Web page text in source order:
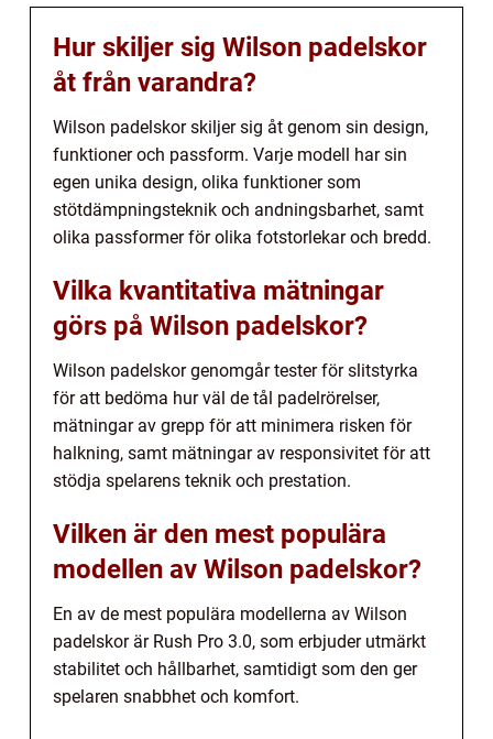
Hur skiljer sig Wilson padelskor
åt från varandra?
Wilson padelskor skiljer sig åt genom sin design,
funktioner och passform. Varje modell har sin
egen unika design, olika funktioner som
stötdämpningsteknik och andningsbarhet, samt
olika passformer för olika fotstorlekar och bredd.
Vilka kvantitativa mätningar
görs på Wilson padelskor?
Wilson padelskor genomgår tester för slitstyrka
för att bedöma hur väl de tål padelrörelser,
mätningar av grepp för att minimera risken för
halkning, samt mätningar av responsivitet för att
stödja spelarens teknik och prestation.
Vilken är den mest populära
modellen av Wilson padelskor?
En av de mest populära modellerna av Wilson
padelskor är Rush Pro 3.0, som erbjuder utmärkt
stabilitet och hållbarhet, samtidigt som den ger
spelaren snabbhet och komfort.